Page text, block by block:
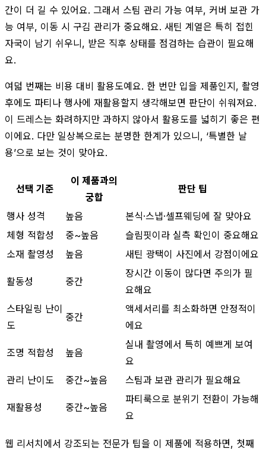
간이 더 길 수 있어요. 그래서 스팀 관리 가능 여부, 커버 보관 가
능 여부, 이동 시 구김 관리가 중요해요. 새틴 계열은 특히 접힌
자국이 남기 쉬우니, 받은 직후 상태를 점검하는 습관이 필요해
요.
여덟 번째는 비용 대비 활용도예요. 한 번만 입을 제품인지, 촬영
후에도 파티나 행사에 재활용할지 생각해보면 판단이 쉬워져요.
이 드레스는 화려하지만 과하지 않아서 활용도를 넓히기 좋은 편
이에요. 다만 일상복으로는 분명한 한계가 있으니, ‘특별한 날
용’으로 보는 것이 맞아요.
선택 기준
이 제품과의
궁합
판단 팁
행사 성격 높음
본식·스냅·셀프웨딩에 잘 맞아요
체형 적합성
중~높음
슬림핏이라 실측 확인이 중요해요
소재 촬영성
높음 새틴 광택이 사진에서 강점이에요
활동성 중간
장시간 이동이 많다면 주의가 필
요해요
스타일링 난이
도
중간
액세서리를 최소화하면 안정적이
에요
조명 적합성 높음
실내 촬영에서 특히 예쁘게 보여
요
관리 난이도
중간~높음 스팀과 보관 관리가 필요해요
재활용성 중간~높음
파티룩으로 분위기 전환이 가능해
요
웹 리서치에서 강조되는 전문가 팁을 이 제품에 적용하면, 첫째